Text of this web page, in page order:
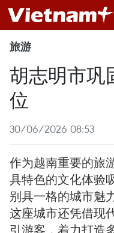
旅游
胡志明市巩
位
30/06/2026 08:53
作为越南重要的旅
具特色的文化体验
别具一格的城市魅
这座城市还凭借现
引游客，着力打造